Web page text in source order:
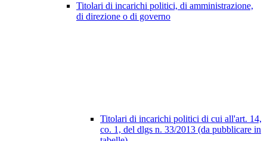
Titolari di incarichi politici, di amministrazione,
di direzione o di governo
Titolari di incarichi politici di cui all'art. 14,
co. 1, del dlgs n. 33/2013 (da pubblicare in